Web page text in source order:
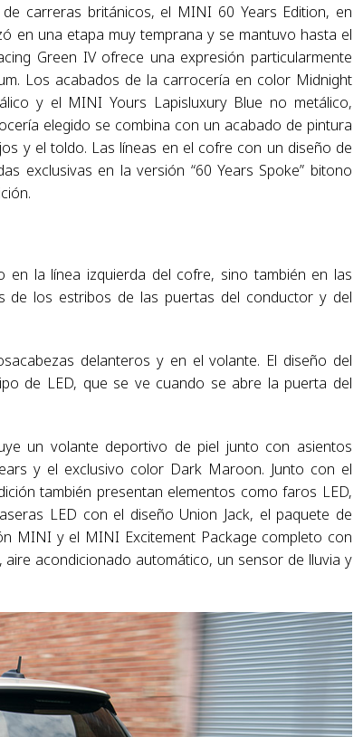
carreras británicos, el MINI 60 Years Edition, en
en una etapa muy temprana y se mantuvo hasta el
Green IV ofrece una expresión particularmente
Los acabados de la carrocería en color Midnight
y el MINI Yours Lapisluxury Blue no metálico,
elegido se combina con un acabado de pintura
y el toldo. Las líneas en el cofre con un diseño de
exclusivas en la versión “60 Years Spoke” bitono
la línea izquierda del cofre, sino también en las
de los estribos de las puertas del conductor y del
delanteros y en el volante. El diseño del
de LED, que se ve cuando se abre la puerta del
un volante deportivo de piel junto con asientos
y el exclusivo color Dark Maroon. Junto con el
también presentan elementos como faros LED,
LED con el diseño Union Jack, el paquete de
MINI y el MINI Excitement Package completo con
acondicionado automático, un sensor de lluvia y